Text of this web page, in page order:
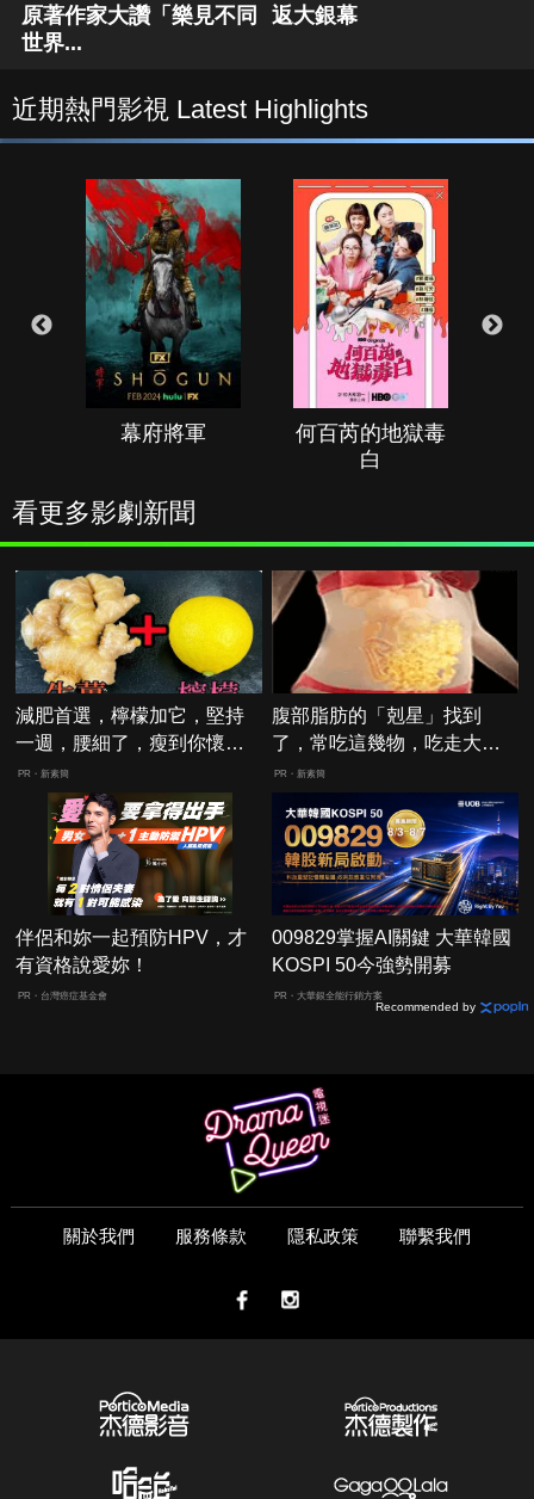
原著作家大讚「樂見不同
世界...
返大銀幕
近期熱門影視 Latest Highlights
幕府將軍
何百芮的地獄毒
白
看更多影劇新聞
減肥首選，檸檬加它，堅持
一週，腰細了，瘦到你懷疑
人生
PR・新素簡
腹部脂肪的「剋星」找到
了，常吃這幾物，吃走大肚
囊，瘦出小蠻腰
PR・新素簡
伴侶和妳一起預防HPV，才
有資格說愛妳！
PR・台灣癌症基金會
009829掌握AI關鍵 大華韓國
KOSPI 50今強勢開募
PR・大華銀全能行銷方案
Recommended by
關於我們 服務條款 隱私政策 聯繫我們